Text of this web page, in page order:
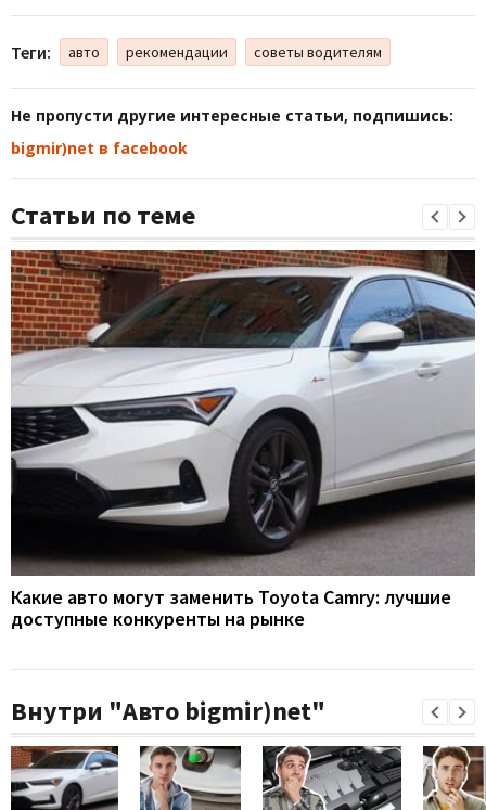
Теги: авто рекомендации советы водителям
Не пропусти другие интересные статьи, подпишись:
bigmir)net в facebook
Статьи по теме
Какие авто могут заменить Toyota Camry: лучшие
доступные конкуренты на рынке
Внутри "Авто bigmir)net"